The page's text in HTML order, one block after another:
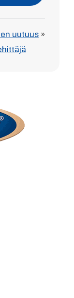
uutuus »